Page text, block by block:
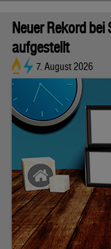
Neuer Rekord
aufgestellt
7. August 2026